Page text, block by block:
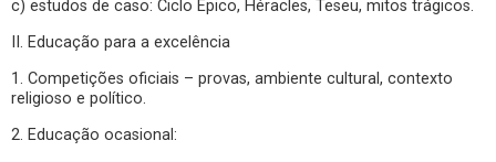
c) estudos de caso: Ciclo Épico, Héracles, Teseu, mitos trágicos.
II. Educação para a excelência
1. Competições oficiais – provas, ambiente cultural, contexto
religioso e político.
2. Educação ocasional: